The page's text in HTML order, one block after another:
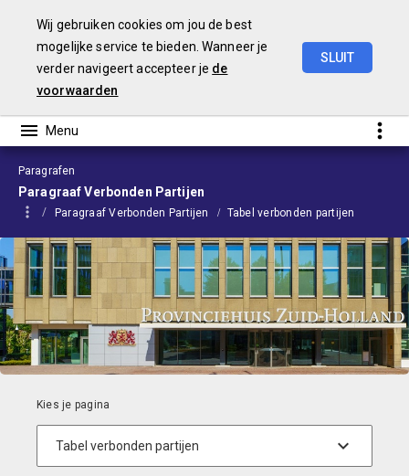
Wij gebruiken cookies om jou de best
mogelijke service te bieden. Wanneer je
verder navigeert accepteer je de
voorwaarden
SLUIT
Paragrafen
Paragraaf Verbonden Partijen
Paragraaf Verbonden Partijen Tabel verbonden partijen